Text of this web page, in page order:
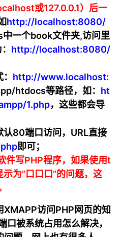
或127.0.0.1）后一
http://localhost:8080/
一个book文件夹,访问里
： http://localhost:8080/
http://www.localhost:
htdocs等路径，如： ht
1.php，这些都会导
80端口访问，URL直接
即可；
件写PHP程序，如果使用t
为”口口口”的问题，这
访问PHP网页的知
被系统占用怎么解决，